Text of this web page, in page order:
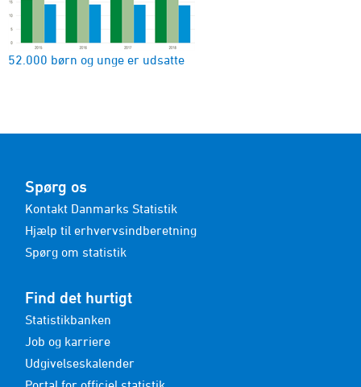
52.000 børn og unge er udsatte
Spørg os
Kontakt Danmarks Statistik
Hjælp til erhvervsindberetning
Spørg om statistik
Find det hurtigt
Statistikbanken
Job og karriere
Udgivelseskalender